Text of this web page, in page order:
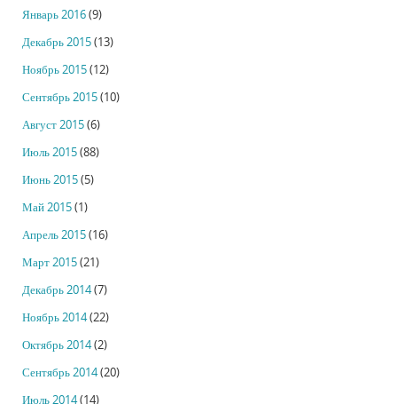
Январь 2016(9)
Декабрь 2015(13)
Ноябрь 2015(12)
Сентябрь 2015(10)
Август 2015(6)
Июль 2015(88)
Июнь 2015(5)
Май 2015(1)
Апрель 2015(16)
Март 2015(21)
Декабрь 2014(7)
Ноябрь 2014(22)
Октябрь 2014(2)
Сентябрь 2014(20)
Июль 2014(14)